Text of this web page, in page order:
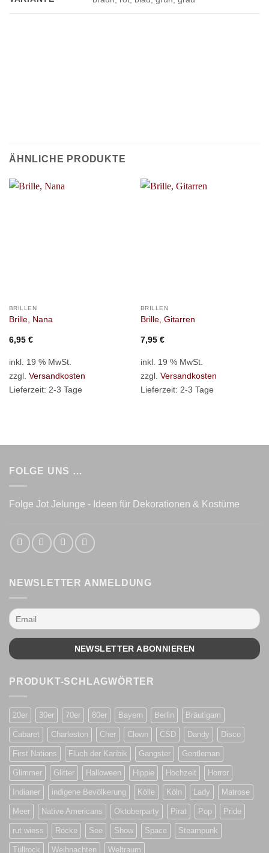
ÄHNLICHE PRODUKTE
BRILLEN
Brille, Nana
6,95 €
inkl. 19 % MwSt.
zzgl. Versandkosten
Lieferzeit: 2-3 Tage
BRILLEN
Brille, Gitarren
7,95 €
inkl. 19 % MwSt.
zzgl. Versandkosten
Lieferzeit: 2-3 Tage
FOLGE UNS …
Folge Jot Jelunge - Ideen für Dekorationen & Kostüme
NEWSLETTER ANMELDUNG
PRODUKT-SCHLAGWÖRTER
20er 30er 70er 80er Bayern Berlin Bräutigam
Cabaret Charleston Cher Clown CSD Dandy Disco
First Nations Fluch der Karibik Gangster Gentleman
Glimmer Glitter Halloween Hippie Hochzeit Horror
Indianer indigene Bevölkerung Kölle Köln Lady Matrose
Meer Native Americans Oktoberparty Pirat Pop Pride
rut wiess Röcke See Show Space Steampunk
Tüllrock Weihnachten Weltraum